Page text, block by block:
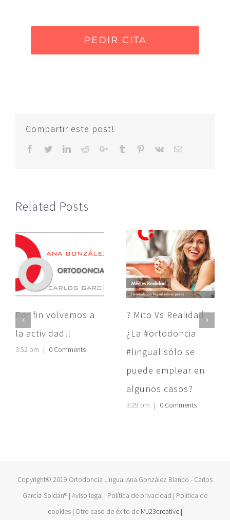
PEDIR CITA
Compartir este post!
Facebook
TwitterLinkedIn
RedditGoogle+Tumblr Pinterest
Vk Email
Related Posts
Por fin volvemos a
la actividad!!
3:52 pm | 0 Comments
? Mito Vs Realidad
¿La #ortodoncia
#lingual sólo se
puede emplear en
algunos casos?
3:29 pm | 0 Comments
Copyright© 2019 Ortodoncia Lingual Ana González Blanco - Carlos
García-Soidán® | Aviso legal | Política de privacidad | Política de
cookies | Otro caso de éxito de MJ23creative |